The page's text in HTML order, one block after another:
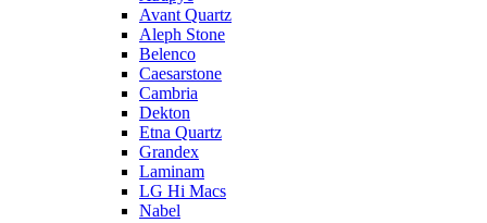
Avant Quartz
Aleph Stone
Belenco
Caesarstone
Cambria
Dekton
Etna Quartz
Grandex
Laminam
LG Hi Macs
Nabel